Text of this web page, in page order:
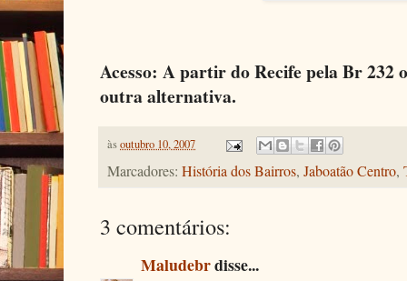
Acesso: A partir do Recife pela Br 232
outra alternativa.
àsoutubro 10, 2007
Marcadores: História dos Bairros, Jaboatão Centro,
3 comentários:
Maludebrdisse...